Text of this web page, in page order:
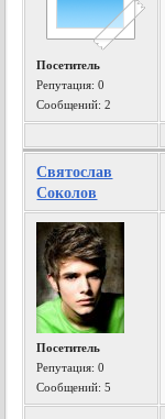
Посетитель
Репутация:0
Сообщений: 2
Святослав
Соколов
Посетитель
Репутация:0
Сообщений: 5